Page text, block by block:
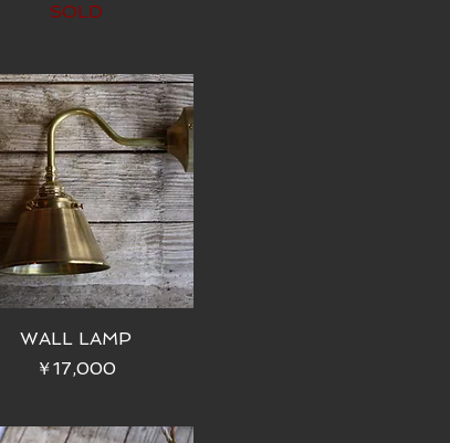
SOLD
WALL LAMP
価格
￥17,000